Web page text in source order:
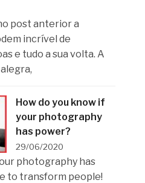
post anterior a
incrível de
e tudo a sua volta. A
How do you know if
your photography
has power?
29/06/2020
photography has
to transform people!